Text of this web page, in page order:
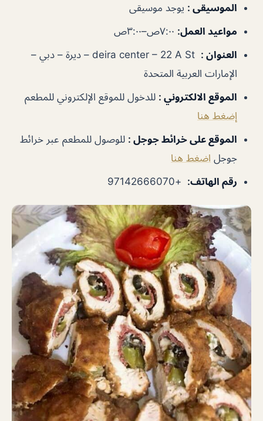
الموسيقى : يوجد موسيقى
مواعيد العمل:
العنوان :
deira center – 22 A St – ديرة – دبي –
الإمارات العربية المتحدة
الموقع الالكتروني : للدخول للموقع الإلكتروني للمطعم
إضغط هنا
الموقع على خرائط جوجل : للوصول للمطعم عبر خرائط
جوجل اضغط هنا
رقم الهاتف:
+97142666070